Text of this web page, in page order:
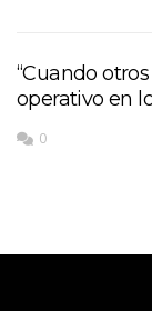
“Cuando
operativo en
0